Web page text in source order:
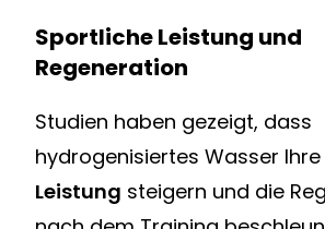
Sportliche Leistung und
Regeneration
Studien haben gezeigt, dass
hydrogenisiertes Wasser Ihre
Leistung steigern und die